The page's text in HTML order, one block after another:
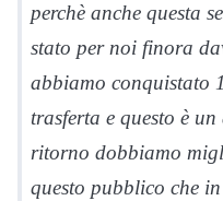
perchè anche questa
stato per noi finora
abbiamo conquistato
trasferta e questo è
ritorno dobbiamo
questo pubblico che